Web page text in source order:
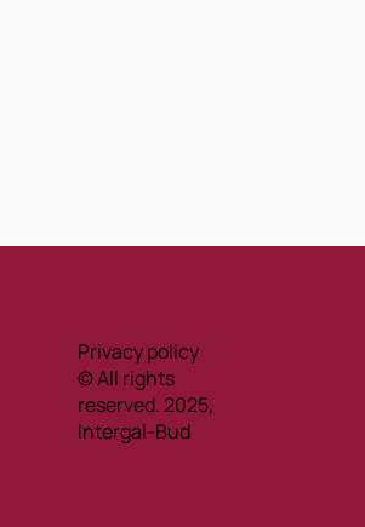
Privacy policy
© All rights
reserved. 2025,
Intergal-Bud